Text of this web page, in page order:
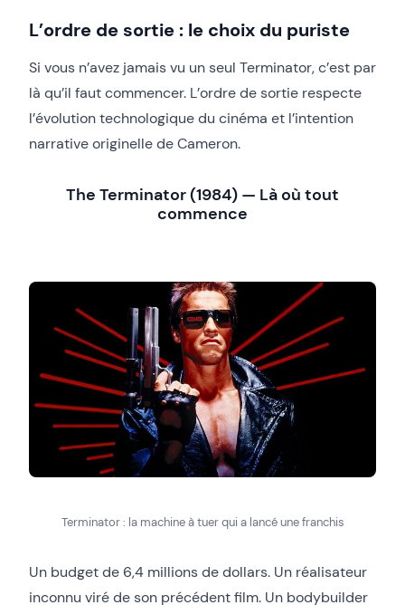
L’ordre de sortie : le choix du puriste
Si vous n’avez jamais vu un seul Terminator, c’est par
là qu’il faut commencer. L’ordre de sortie respecte
l’évolution technologique du cinéma et l’intention
narrative originelle de Cameron.
The Terminator (1984) — Là où tout
commence
Terminator : la machine à tuer qui a lancé une franchis
Un budget de 6,4 millions de dollars. Un réalisateur
inconnu viré de son précédent film. Un bodybuilder